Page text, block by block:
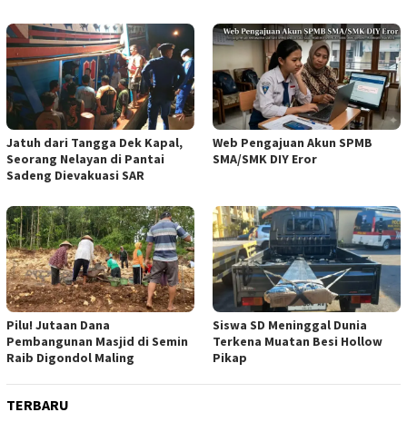
Jatuh dari Tangga Dek Kapal,
Seorang Nelayan di Pantai
Sadeng Dievakuasi SAR
Web Pengajuan Akun SPMB
SMA/SMK DIY Eror
Pilu! Jutaan Dana
Pembangunan Masjid di Semin
Raib Digondol Maling
Siswa SD Meninggal Dunia
Terkena Muatan Besi Hollow
Pikap
TERBARU